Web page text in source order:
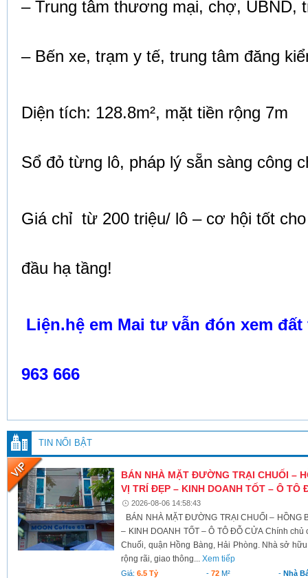
– Trung tâm thương mại, chợ, UBND,
– Bến xe, trạm y tế, trung tâm đăng
Diện tích: 128.8m², mặt tiền rộng 7m
Sổ đỏ từng lô, pháp lý sẵn sàng công
Giá chỉ từ 200 triệu/ lô – cơ hội tốt
đầu hạ tầng!
Liện.hệ em Mai tư vẫn đón xem
963 666
TIN NỔI BẬT
BÁN NHÀ MẶT ĐƯỜNG TRẠI CHUỐI –
VỊ TRÍ ĐẸP – KINH DOANH TỐT – Ô TÔ
2026-08-06 14:58:43
BÁN NHÀ MẶT ĐƯỜNG TRẠI CHUỐI – HỒNG
– KINH DOANH TỐT – Ô TÔ ĐỖ CỬA Chính
Chuối, quận Hồng Bàng, Hải Phòng. Nhà sở
rộng rãi, giao thông...Xem tiếp
Giá:6.5 Tỷ -72 M² - Nhà